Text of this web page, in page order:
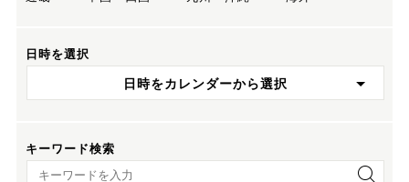
日時を選択
日時をカレンダーから選択
キーワード検索
キーワード検索